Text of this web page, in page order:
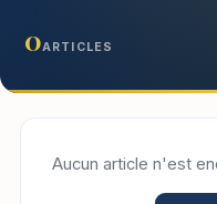
0ARTICLES
Aucun article n'est